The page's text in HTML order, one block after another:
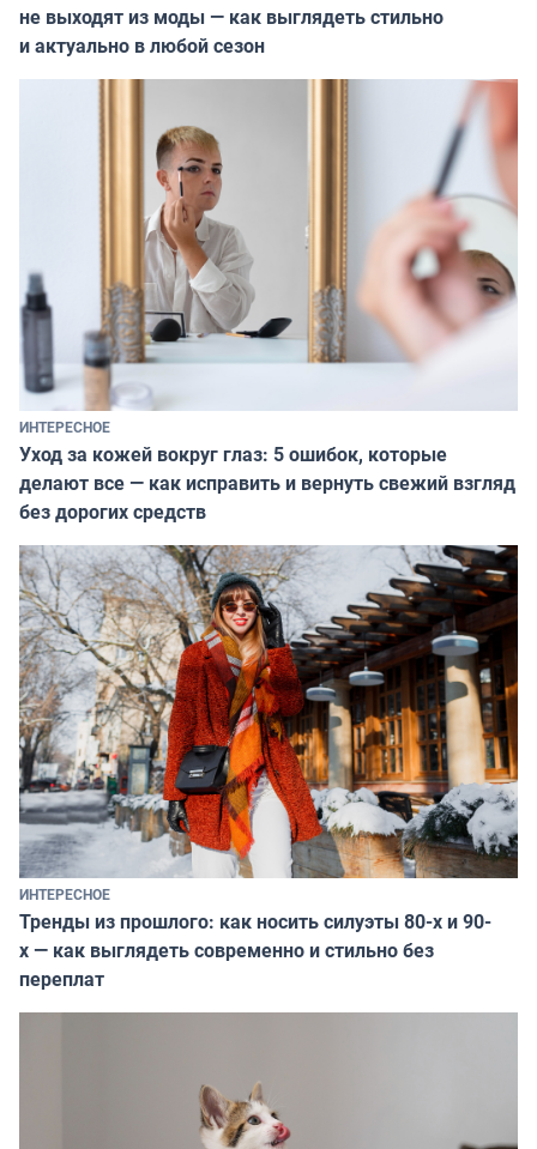
не выходят из моды — как выглядеть стильно
и актуально в любой сезон
ИНТЕРЕСНОЕ
Уход за кожей вокруг глаз: 5 ошибок, которые
делают все — как исправить и вернуть свежий взгляд
без дорогих средств
ИНТЕРЕСНОЕ
Тренды из прошлого: как носить силуэты 80-х и 90-
х — как выглядеть современно и стильно без
переплат